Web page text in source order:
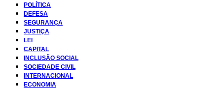
POLÍTICA
DEFESA
SEGURANÇA
JUSTIÇA
LEI
CAPITAL
INCLUSÃO SOCIAL
SOCIEDADE CIVIL
INTERNACIONAL
ECONOMIA